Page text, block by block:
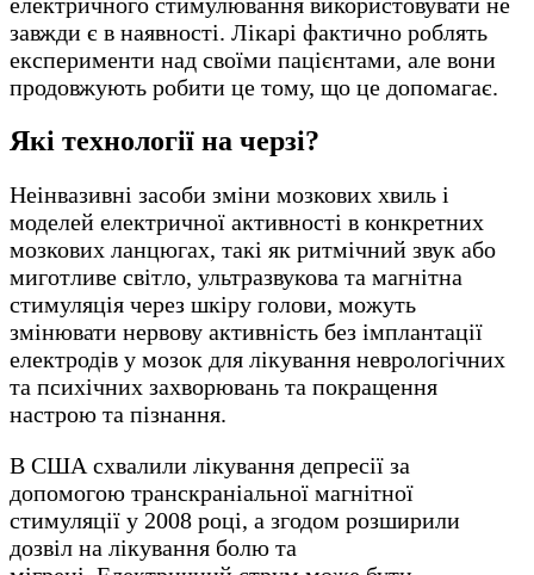
завжди є в наявності. Лікарі фактично роблять
експерименти над своїми пацієнтами, але вони
продовжують робити це тому, що це допомагає.
Які технології на черзі?
Неінвазивні засоби зміни мозкових хвиль і
моделей електричної активності в конкретних
мозкових ланцюгах, такі як ритмічний звук або
миготливе світло, ультразвукова та магнітна
стимуляція через шкіру голови, можуть
змінювати нервову активність без імплантації
електродів у мозок для лікування неврологічних
та психічних захворювань та покращення
настрою та пізнання.
В США схвалили лікування депресії за
допомогою транскраніальної магнітної
стимуляції у 2008 році, а згодом розширили
дозвіл на лікування болю та